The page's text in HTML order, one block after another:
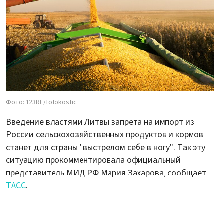
Фото: 123RF/fotokostic
Введение властями Литвы запрета на импорт из
России сельскохозяйственных продуктов и кормов
станет для страны "выстрелом себе в ногу". Так эту
ситуацию прокомментировала официальный
представитель МИД РФ Мария Захарова, сообщает
ТАСС.